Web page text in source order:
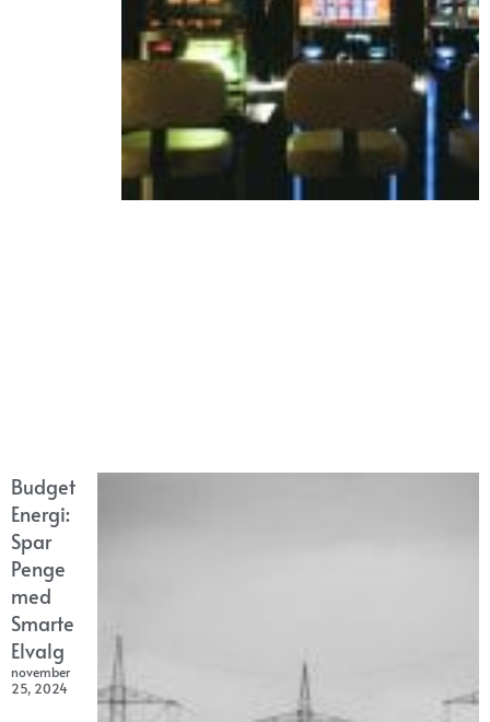
Budget
Energi:
Spar
Penge
med
Smarte
Elvalg
november
25, 2024